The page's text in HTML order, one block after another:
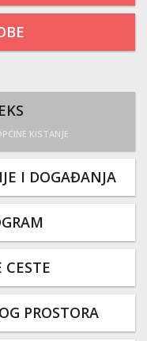
KISTANJE
I DOGAĐANJA
CESTE
PROSTORA